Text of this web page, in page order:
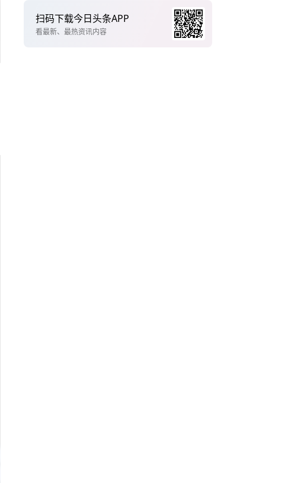
扫码下载今日头条APP
看最新、最热资讯内容